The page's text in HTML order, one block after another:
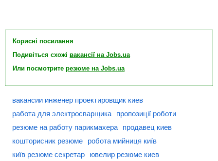
Корисні посилання
Подивіться схожі вакансії на Jobs.ua
Или посмотрите резюме на Jobs.ua
вакансии инженер проектировщик киев
работа для электросварщика
пропозиції роботи
резюме на работу парикмахера
продавец киев
кошторисник резюме
робота мийниця київ
київ резюме секретар
ювелир резюме киев